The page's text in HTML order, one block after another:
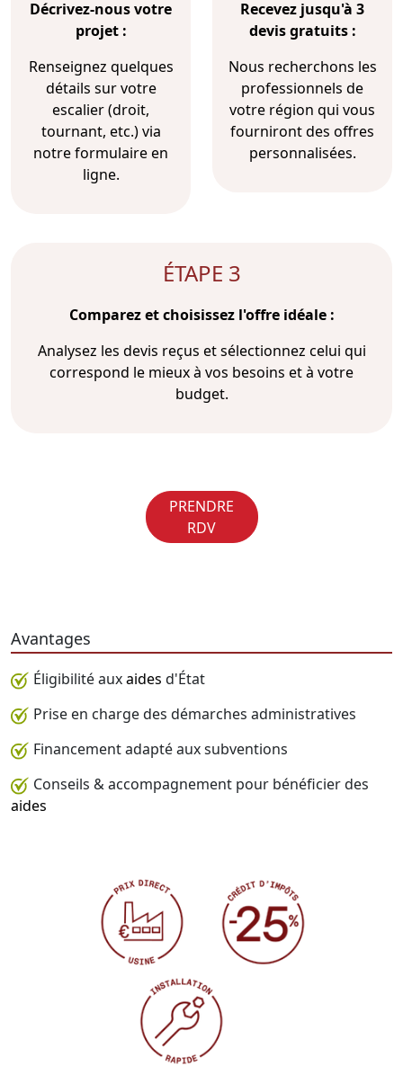
Décrivez-nous votre
projet :
Renseignez quelques
détails sur votre
escalier (droit,
tournant, etc.) via
notre formulaire en
ligne.
Recevez jusqu'à 3
devis gratuits :
Nous recherchons les
professionnels de
votre région qui vous
fourniront des offres
personnalisées.
ÉTAPE 3
Comparez et choisissez l'offre idéale :
Analysez les devis reçus et sélectionnez celui qui
correspond le mieux à vos besoins et à votre
budget.
PRENDRE
RDV
Avantages
Éligibilité auxaides d'État
Prise en charge des démarches administratives
Financement adapté aux subventions
Conseils & accompagnement pour bénéficier des
aides